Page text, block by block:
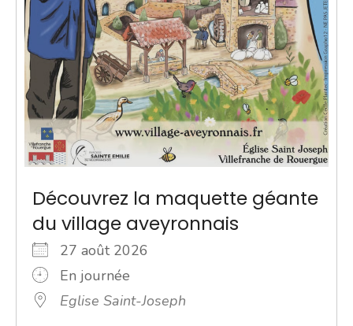
Découvrez la maquette géante
du village aveyronnais
27 août 2026
En journée
Eglise Saint-Joseph